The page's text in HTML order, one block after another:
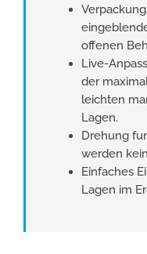
offenen
Live-
der
leichten
Lagen.
Drehung
werden
Einfaches
Lagen im